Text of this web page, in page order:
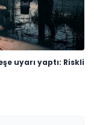
uyarı yaptı: Riskli